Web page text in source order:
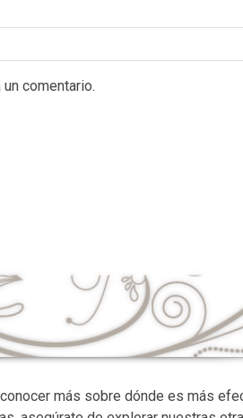
comentario.
más sobre dónde es más